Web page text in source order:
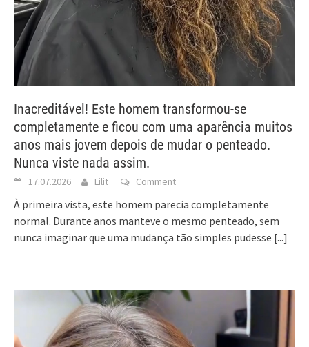
Inacreditável! Este homem transformou-se
completamente e ficou com uma aparência muitos
anos mais jovem depois de mudar o penteado.
Nunca viste nada assim.
17.07.2026 Lilit Comment
À primeira vista, este homem parecia completamente
normal. Durante anos manteve o mesmo penteado, sem
nunca imaginar que uma mudança tão simples pudesse [...]